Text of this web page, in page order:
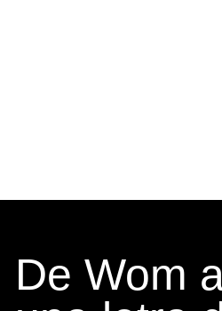
De Wom